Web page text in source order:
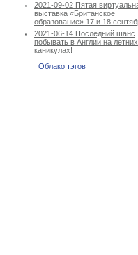
2021-09-02 Пятая
выставка «Британское
образование» 17 и 18
2021-06-14 Последний шанс
побывать в Англии на летних
каникулах!
Облако тэгов